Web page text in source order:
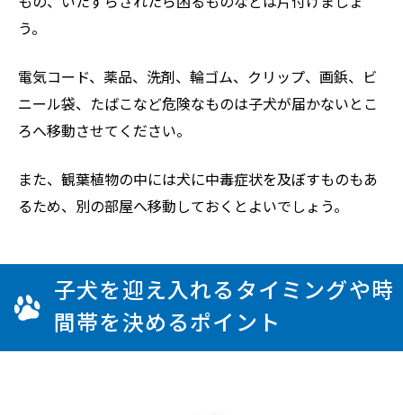
う。
電気コード、薬品、洗剤、輪ゴム、クリップ、画鋲、ビ
ニール袋、たばこなど危険なものは子犬が届かないとこ
ろへ移動させてください。
また、観葉植物の中には犬に中毒症状を及ぼすものもあ
るため、別の部屋へ移動しておくとよいでしょう。
子犬を迎え入れるタイミングや時
間帯を決めるポイント